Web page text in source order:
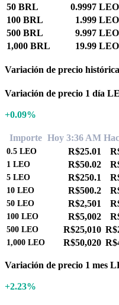
50 BRL
0.9997 LEO
100 BRL
1.999 LEO
500 BRL
9.997 LEO
1,000 BRL
19.99 LEO
Variación de precio
Variación de precio 1 día
+0.09%
Importe Hoy 3:36 AM
0.5 LEO R$25.01
1 LEO R$50.02
5 LEO R$250.1
10 LEO R$500.2
50 LEO R$2,501
100 LEO R$5,002
500 LEO R$25,010
1,000 LEO R$50,020
Variación de precio 1 mes
+2.23%